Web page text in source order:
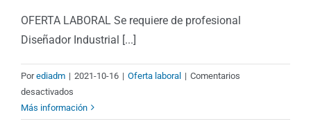
OFERTA LABORAL Se requiere de profesional
Diseñador Industrial [...]
Porediadm | 2021-10-16 | Oferta laboral | Comentarios
desactivados
Analista
de
Más información